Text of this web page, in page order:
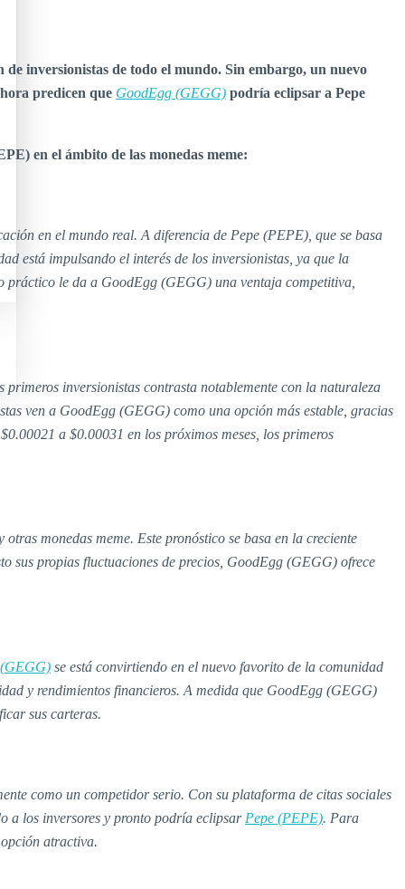
inversionistas de todo el mundo. Sin embargo, un nuevo
predicen que GoodEgg (GEGG) podría eclipsar a Pepe
en el ámbito de las monedas meme:
en el mundo real. A diferencia de Pepe (PEPE), que se basa
está impulsando el interés de los inversionistas, ya que la
práctico le da a GoodEgg (GEGG) una ventaja competitiva,
primeros inversionistas contrasta notablemente con la naturaleza
ven a GoodEgg (GEGG) como una opción más estable, gracias
a $0.00031 en los próximos meses, los primeros
monedas meme. Este pronóstico se basa en la creciente
sus propias fluctuaciones de precios, GoodEgg (GEGG) ofrece
se está convirtiendo en el nuevo favorito de la comunidad
y rendimientos financieros. A medida que GoodEgg (GEGG)
sus carteras.
como un competidor serio. Con su plataforma de citas sociales
a los inversores y pronto podría eclipsar Pepe (PEPE). Para
atractiva.